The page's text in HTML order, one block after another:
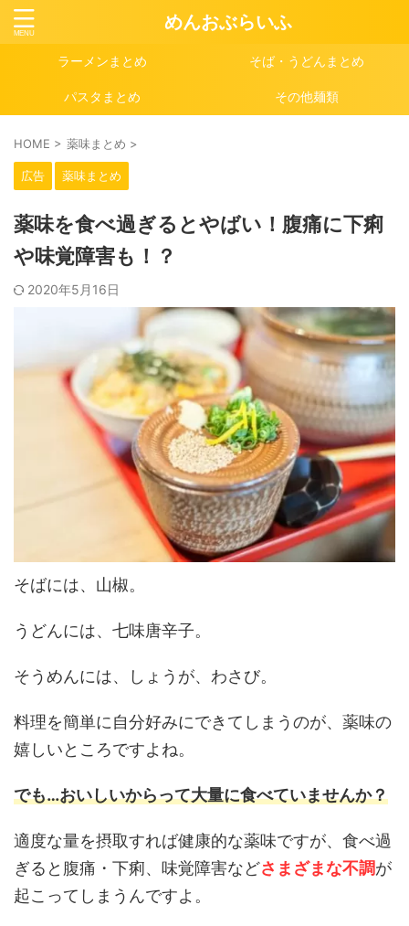
めんおぶらいふ
ラーメンまとめ そば・うどんまとめ
パスタまとめ その他麺類
HOME > 薬味まとめ >
広告 薬味まとめ
薬味を食べ過ぎるとやばい！腹痛に下痢
や味覚障害も！？
2020年5月16日
そばには、山椒。
うどんには、七味唐辛子。
そうめんには、しょうが、わさび。
料理を簡単に自分好みにできてしまうのが、薬味の
嬉しいところですよね。
でも…おいしいからって大量に食べていませんか？
適度な量を摂取すれば健康的な薬味ですが、食べ過
ぎると腹痛・下痢、味覚障害などさまざまな不調が
起こってしまうんですよ。